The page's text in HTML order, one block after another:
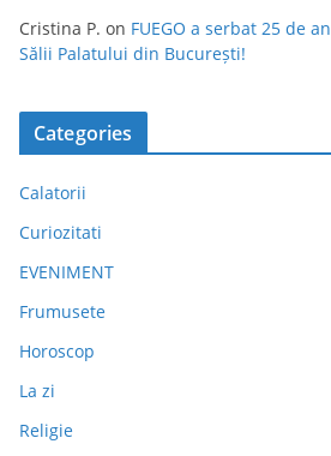
Cristina P. on FUEGO a serbat 25 de
Sălii Palatului din București!
Categories
Calatorii
Curiozitati
EVENIMENT
Frumusete
Horoscop
La zi
Religie